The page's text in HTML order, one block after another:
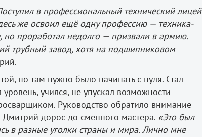
в профессиональный технический лицей
же освоил ещё одну профессию — техника-
проработал недолго — призвали в армию.
трубный завод, хотя на подшипниковом
но там нужно было начинать с нуля. Стал
учился, не упускал возможности
Руководство обратило внимание
Дмитрий дорос до сменного мастера. «Это был
в разные уголки страны и мира. Лично мне